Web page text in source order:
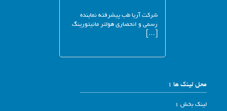
شرکت آریا طب پیشرفته نماینده
رسمی و انحصاری هولتر مانیتورینگ
[…]
محل لینک ها 1
لینک بخش 1